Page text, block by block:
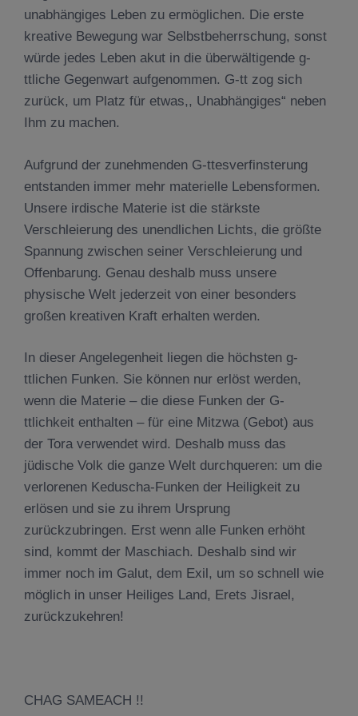
unabhängiges Leben zu ermöglichen. Die erste
kreative Bewegung war Selbstbeherrschung, sonst
würde jedes Leben akut in die überwältigende g-
ttliche Gegenwart aufgenommen. G-tt zog sich
zurück, um Platz für etwas,, Unabhängiges“ neben
Ihm zu machen.
Aufgrund der zunehmenden G-ttesverfinsterung
entstanden immer mehr materielle Lebensformen.
Unsere irdische Materie ist die stärkste
Verschleierung des unendlichen Lichts, die größte
Spannung zwischen seiner Verschleierung und
Offenbarung. Genau deshalb muss unsere
physische Welt jederzeit von einer besonders
großen kreativen Kraft erhalten werden.
In dieser Angelegenheit liegen die höchsten g-
ttlichen Funken. Sie können nur erlöst werden,
wenn die Materie – die diese Funken der G-
ttlichkeit enthalten – für eine Mitzwa (Gebot) aus
der Tora verwendet wird. Deshalb muss das
jüdische Volk die ganze Welt durchqueren: um die
verlorenen Keduscha-Funken der Heiligkeit zu
erlösen und sie zu ihrem Ursprung
zurückzubringen. Erst wenn alle Funken erhöht
sind, kommt der Maschiach. Deshalb sind wir
immer noch im Galut, dem Exil, um so schnell wie
möglich in unser Heiliges Land, Erets Jisrael,
zurückzukehren!
CHAG SAMEACH !!